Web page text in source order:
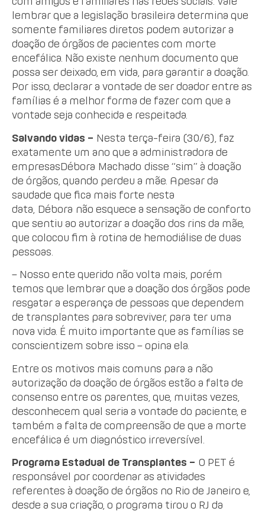
lembrar que a legislação brasileira determina que
somente familiares diretos podem autorizar a
doação de órgãos de pacientes com morte
encefálica. Não existe nenhum documento que
possa ser deixado, em vida, para garantir a doação.
Por isso, declarar a vontade de ser doador entre as
famílias é a melhor forma de fazer com que a
vontade seja conhecida e respeitada.
Salvando vidas – Nesta terça-feira (30/6), faz
exatamente um ano que a administradora de
empresasDébora Machado disse “sim” à doação
de órgãos, quando perdeu a mãe. Apesar da
saudade que fica mais forte nesta
data, Débora não esquece a sensação de conforto
que sentiu ao autorizar a doação dos rins da mãe,
que colocou fim à rotina de hemodiálise de duas
pessoas.
– Nosso ente querido não volta mais, porém
temos que lembrar que a doação dos órgãos pode
resgatar a esperança de pessoas que dependem
de transplantes para sobreviver, para ter uma
nova vida. É muito importante que as famílias se
conscientizem sobre isso – opina ela.
Entre os motivos mais comuns para a não
autorização da doação de órgãos estão a falta de
consenso entre os parentes, que, muitas vezes,
desconhecem qual seria a vontade do paciente, e
também a falta de compreensão de que a morte
encefálica é um diagnóstico irreversível.
Programa Estadual de Transplantes – O PET é
responsável por coordenar as atividades
referentes à doação de órgãos no Rio de Janeiro e,
desde a sua criação, o programa tirou o RJ da